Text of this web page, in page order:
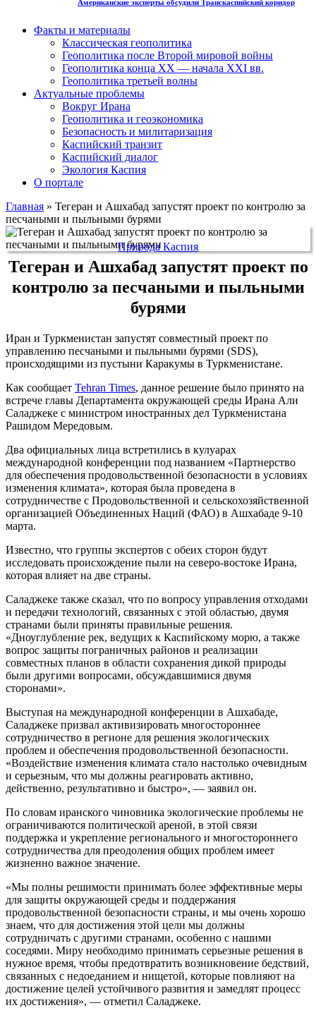
Американские эксперты обсудили Транскаспийский коридор
Факты и материалы
Классическая геополитика
Геополитика после Второй мировой войны
Геополитика конца XX — начала XXI вв.
Геополитика третьей волны
Актуальные проблемы
Вокруг Ирана
Геополитика и геоэкономика
Безопасность и милитаризация
Каспийский транзит
Каспийский диалог
Экология Каспия
О портале
Главная » Тегеран и Ашхабад запустят проект по контролю за
песчаными и пыльными бурями
Природа Каспия
Тегеран и Ашхабад запустят проект по
контролю за песчаными и пыльными
бурями
Иран и Туркменистан запустят совместный проект по
управлению песчаными и пыльными бурями (SDS),
происходящими из пустыни Каракумы в Туркменистане.
Как сообщает Tehran Times, данное решение было принято на
встрече главы Департамента окружающей среды Ирана Али
Саладжеке с министром иностранных дел Туркменистана
Рашидом Мередовым.
Два официальных лица встретились в кулуарах
международной конференции под названием «Партнерство
для обеспечения продовольственной безопасности в условиях
изменения климата», которая была проведена в
сотрудничестве с Продовольственной и сельскохозяйственной
организацией Объединенных Наций (ФАО) в Ашхабаде 9-10
марта.
Известно, что группы экспертов с обеих сторон будут
исследовать происхождение пыли на северо-востоке Ирана,
которая влияет на две страны.
Саладжеке также сказал, что по вопросу управления отходами
и передачи технологий, связанных с этой областью, двумя
странами были приняты правильные решения.
«Дноуглубление рек, ведущих к Каспийскому морю, а также
вопрос защиты пограничных районов и реализации
совместных планов в области сохранения дикой природы
были другими вопросами, обсуждавшимися двумя
сторонами».
Выступая на международной конференции в Ашхабаде,
Саладжеке призвал активизировать многостороннее
сотрудничество в регионе для решения экологических
проблем и обеспечения продовольственной безопасности.
«Воздействие изменения климата стало настолько очевидным
и серьезным, что мы должны реагировать активно,
действенно, результативно и быстро», — заявил он.
По словам иранского чиновника экологические проблемы не
ограничиваются политической ареной, в этой связи
поддержка и укрепление регионального и многостороннего
сотрудничества для преодоления общих проблем имеет
жизненно важное значение.
«Мы полны решимости принимать более эффективные меры
для защиты окружающей среды и поддержания
продовольственной безопасности страны, и мы очень хорошо
знаем, что для достижения этой цели мы должны
сотрудничать с другими странами, особенно с нашими
соседями. Миру необходимо принимать серьезные решения в
нужное время, чтобы предотвратить возникновение бедствий,
связанных с недоеданием и нищетой, которые повлияют на
достижение целей устойчивого развития и замедлят процесс
их достижения», — отметил Саладжеке.